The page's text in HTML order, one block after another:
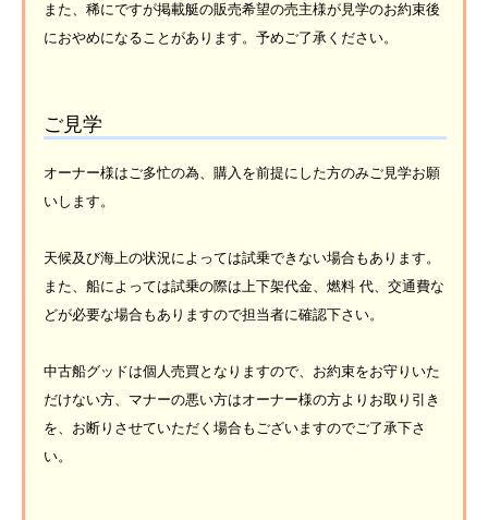
また、稀にですが掲載艇の販売希望の売主様が見学のお約束後
におやめになることがあります。予めご了承ください。
ご見学
オーナー様はご多忙の為、購入を前提にした方のみご見学お願
いします。
天候及び海上の状況によっては試乗できない場合もあります。
また、船によっては試乗の際は上下架代金、燃料 代、交通費な
どが必要な場合もありますので担当者に確認下さい。
中古船グッドは個人売買となりますので、お約束をお守りいた
だけない方、マナーの悪い方はオーナー様の方よりお取り引き
を、お断りさせていただく場合もございますのでご了承下さ
い。